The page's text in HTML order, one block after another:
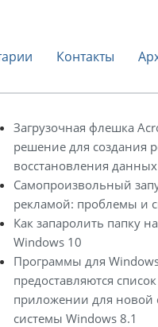
Контакты
Загрузочная флешка
решение для создания
восстановления данных
Самопроизвольный
рекламой: проблемы и
Как запаролить папку
Windows 10
Программы для
предоставляются
приложении для новой
системы Windows 8.1